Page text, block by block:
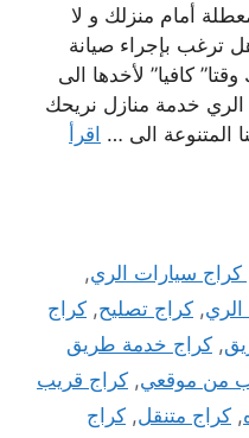
أمام منزلك و لا
ترغب بإجراء صيانة
كافيا” لأخدها الى
خدمة منازل نريحك
المتنوعة الى … اقرأ
كراج سيارات الري,
, كراج تصليح, كراج
, كراج خدمة طريق
من موقعي, كراج قريب
, كراج متنقل, كراج